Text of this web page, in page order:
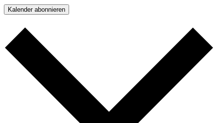
Kalender abonnieren